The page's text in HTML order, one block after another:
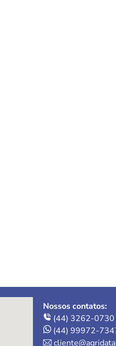
Nossos contatos:
(44) 3262-0730
(44) 99972-